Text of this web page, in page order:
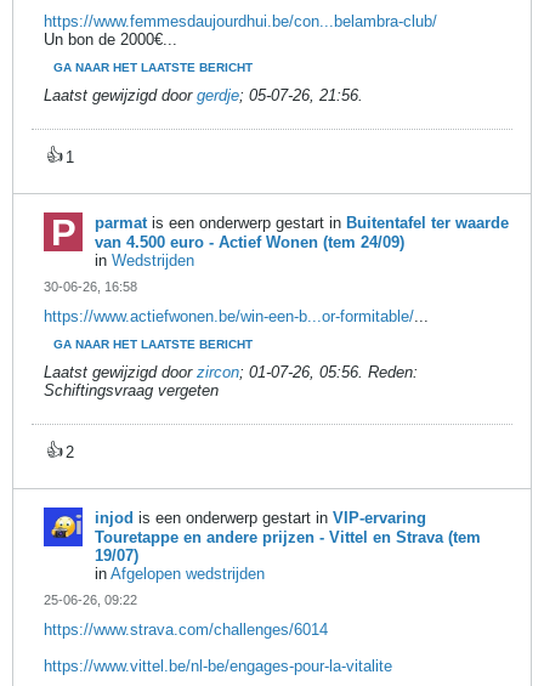
https://www.femmesdaujourdhui.be/con...belambra-club/
Un bon de 2000€...
GA NAAR HET LAATSTE BERICHT
Laatst gewijzigd door gerdje; 05-07-26, 21:56.
👍 1
parmatis een onderwerp gestart in Buitentafel ter waarde
van 4.500 euro - Actief Wonen (tem 24/09)
in Wedstrijden
30-06-26, 16:58
https://www.actiefwonen.be/win-een-b...or-formitable/...
GA NAAR HET LAATSTE BERICHT
Laatst gewijzigd door zircon; 01-07-26, 05:56. Reden:
Schiftingsvraag vergeten
👍 2
injod is een onderwerp gestart in VIP-ervaring
Touretappe en andere prijzen - Vittel en Strava (tem
19/07)
in Afgelopen wedstrijden
25-06-26, 09:22
https://www.strava.com/challenges/6014
https://www.vittel.be/nl-be/engages-pour-la-vitalite